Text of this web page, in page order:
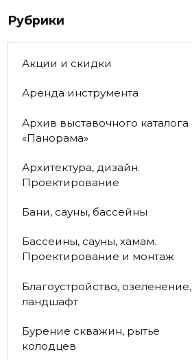
Рубрики
Акции и скидки
Аренда инструмента
Архив выставочного каталога
«Панорама»
Архитектура, дизайн.
Проектирование
Бани, сауны, бассейны
Бассеины, сауны, хамам.
Проектирование и монтаж
Благоустройство, озеленение,
ландшафт
Бурение скважин, рытье
колодцев